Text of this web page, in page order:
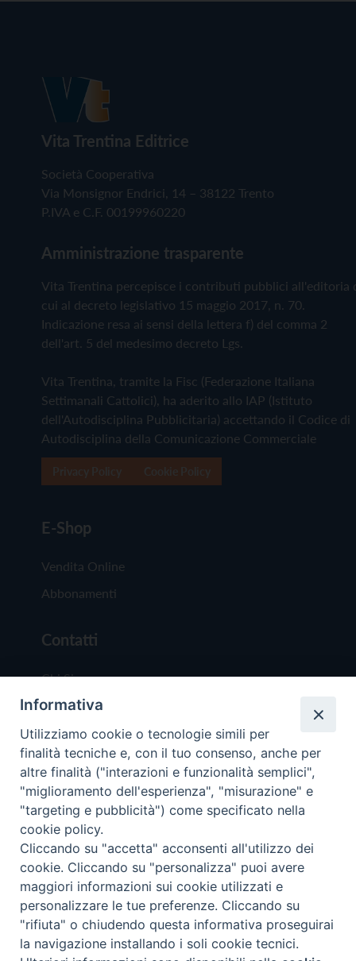
Vita Trentina Editrice
Società Cooperativa
Via Monsignor Endrici, 14 – 38122 Trento
P.IVA e C.F. 00199960220
Amministrazione trasparente
Vita Trentina percepisce i contributi pubblici all'editoria
cui al decreto legislativo 15 maggio 2017, n. 70.
Indicazione resa ai sensi della lettera f) del comma 2
dell'art. 5 del medesimo decreto Lgs.
Vita Trentina, tramite la Fisc (Federazione Italiana
Settimanali Cattolici), ha aderito allo IAP (Istituto
dell'Autodisciplina Pubblicitaria) accettando il Codice di
Autodisciplina della Comunicazione Commerciale
E-Shop
Vendita Online
Abbonamenti
Contatti
Chi Siamo
Redazione
Scrivici
Copyright © 2019 - Tutti i diritti riservati - Vita
Trentina Editrice
Privacy Policy
Torna
Informativa
Utilizziamo cookie o tecnologie simili per
finalità tecniche e, con il tuo consenso, anche per
altre finalità ("interazioni e funzionalità semplici",
"miglioramento dell'esperienza", "misurazione" e
"targeting e pubblicità") come specificato nella
cookie policy.
Cliccando su "accetta" acconsenti all'utilizzo dei
cookie. Cliccando su "personalizza" puoi avere
maggiori informazioni sui cookie utilizzati e
personalizzare le tue preferenze. Cliccando su
"rifiuta" o chiudendo questa informativa proseguirai
la navigazione installando i soli cookie tecnici.